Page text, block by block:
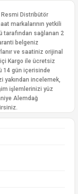
Resmi Distribütör
markalarının yetkili
tarafından sağlanan 2
belgeniz
ve saatiniz orijinal
Kargo ile ücretsiz
14 gün içerisinde
yakından incelemek,
işlemlerinizi yüz
Alemdağ